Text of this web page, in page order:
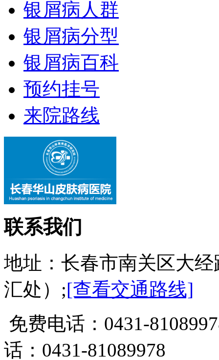
银屑病人群
银屑病分型
银屑病百科
预约挂号
来院路线
联系我们
地址：长春市南关区大
汇处）;[查看交通路线]
免费电话：0431-
话：0431-81089978